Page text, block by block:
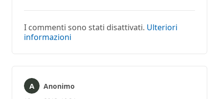
I commenti sono stati disattivati. Ulteriori
informazioni
Anonimo